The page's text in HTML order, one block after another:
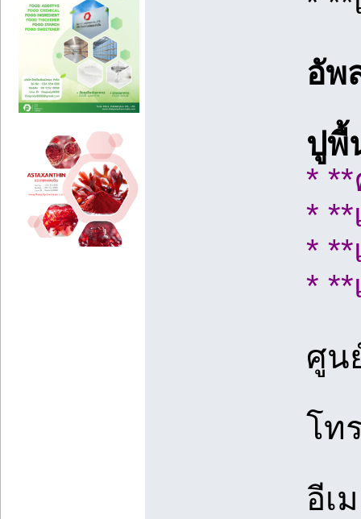
อัพ
ปูพื้
*
*
*
*
ศูน
โท
อีเ